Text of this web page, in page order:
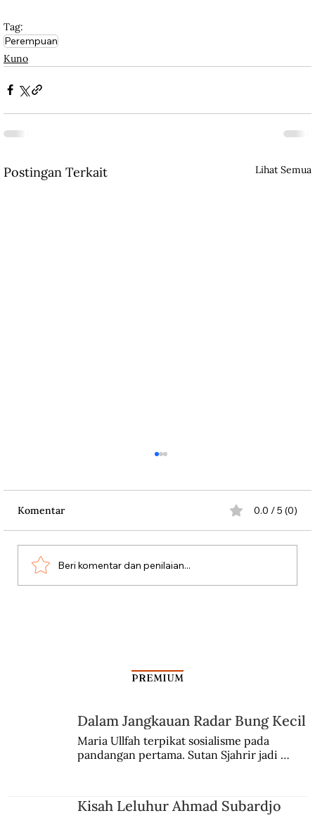
Tag:
Perempuan
Kuno
Postingan Terkait Lihat Semua
Komentar 0.0 / 5 (0)
Beri komentar dan penilaian...
PREMIUM
Dalam Jangkauan Radar Bung Kecil
Maria Ullfah terpikat sosialisme pada
pandangan pertama. Sutan Sjahrir jadi
Kisah Leluhur Ahmad Subardjo